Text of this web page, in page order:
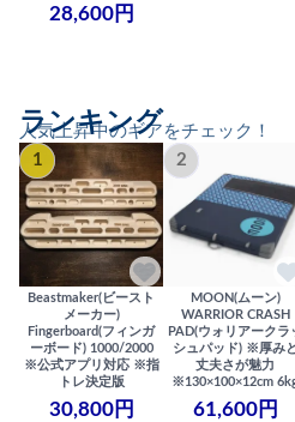
28,600円
人気上昇中のギアをチェック！
ランキング
1
Beastmaker(ビースト
メーカー)
Fingerboard(フィンガ
ーボード) 1000/2000
※公式アプリ対応 ※指
トレ決定版
30,800円
2
MOON(ムーン)
WARRIOR CRASH
PAD(ウォリアークラ
シュパッド) ※厚みと
丈夫さが魅力
※130×100×12cm
61,600円